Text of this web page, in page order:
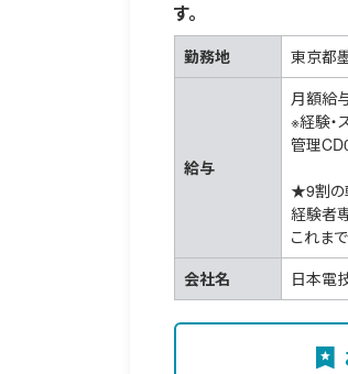
す。
勤務地 東京都
給与
月額給
※経験・
管理
★9割の
経験者
これま
会社名
日本電